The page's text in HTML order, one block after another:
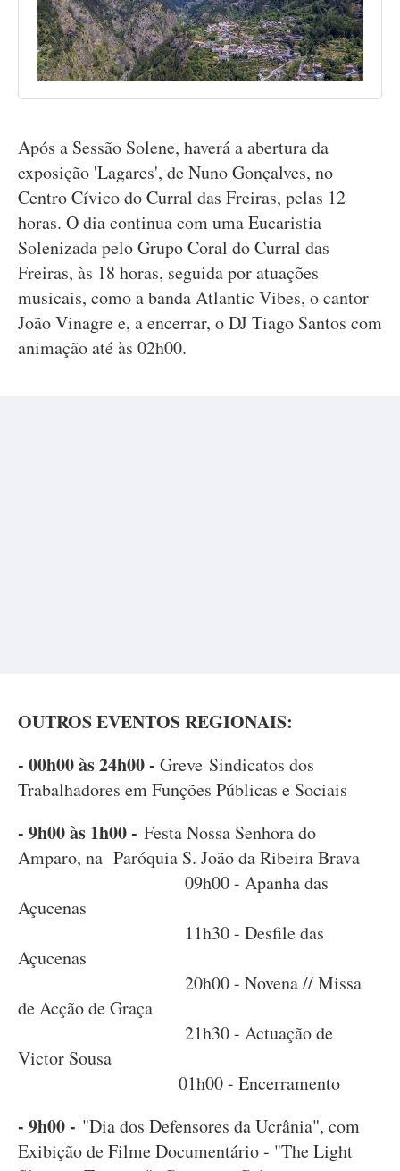
Após a Sessão Solene, haverá a abertura da
exposição 'Lagares', de Nuno Gonçalves, no
Centro Cívico do Curral das Freiras, pelas 12
horas. O dia continua com uma Eucaristia
Solenizada pelo Grupo Coral do Curral das
Freiras, às 18 horas, seguida por atuações
musicais, como a banda Atlantic Vibes, o cantor
João Vinagre e, a encerrar, o DJ Tiago Santos com
animação até às 02h00.
OUTROS EVENTOS REGIONAIS:
- 00h00 às 24h00 - Greve Sindicatos dos
Trabalhadores em Funções Públicas e Sociais
- 9h00 às 1h00 - Festa Nossa Senhora do
Amparo, na Paróquia S. João da Ribeira Brava
09h00 - Apanha das
Açucenas
11h30 - Desfile das
Açucenas
20h00 - Novena // Missa
de Acção de Graça
21h30 - Actuação de
Victor Sousa
01h00 - Encerramento
- 9h00 - "Dia dos Defensores da Ucrânia", com
Exibição de Filme Documentário - "The Light